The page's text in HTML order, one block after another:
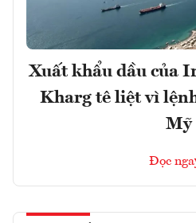
Xuất khẩu dầu của
Kharg tê liệt vì
Mỹ
Đọc